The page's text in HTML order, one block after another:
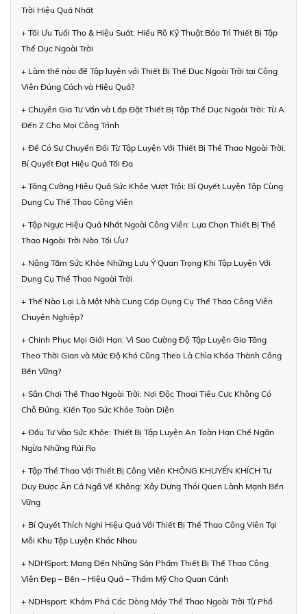
Trời Hiệu Quả Nhất
+ Tối Ưu Tuổi Thọ & Hiệu Suất: Hiểu Rõ Kỹ Thuật Bảo Trì Thiết Bị Tập
Thể Dục Ngoài Trời
+ Làm thế nào để Tập luyện với Thiết Bị Thể Dục Ngoài Trời tại Công
Viên Đúng Cách và Hiệu Quả?
+ Chuyên Gia Tư Vấn và Lắp Đặt Thiết Bị Tập Thể Dục Ngoài Trời: Từ A
Đến Z Cho Mọi Công Trình
+ Để Có Sự Chuyển Đổi Từ Tập Luyện Với Thiết Bị Thể Thao Ngoài Trời:
Bí Quyết Đạt Hiệu Quả Tối Đa
+ Tăng Cường Hiệu Quả Sức Khỏe Vượt Trội: Bí Quyết Luyện Tập Cùng
Dụng Cụ Thể Thao Công Viên
+ Tập Ngực Hiệu Quả Nhất Ngoài Công Viên: Lựa Chọn Thiết Bị Thể
Thao Ngoài Trời Nào Tối Ưu?
+ Nâng Tầm Sức Khỏe Những Lưu Ý Quan Trọng Khi Tập Luyện Với
Dụng Cụ Thể Thao Ngoài Trời
+ Thế Nào Lại Là Một Nhà Cung Cấp Dụng Cụ Thể Thao Công Viên
Chuyên Nghiệp?
+ Chinh Phục Mọi Giới Hạn: Vì Sao Cường Độ Tập Luyện Gia Tăng
Theo Thời Gian và Mức Độ Khó Cũng Theo Là Chìa Khóa Thành Công
Bền Vững?
+ Sân Chơi Thể Thao Ngoài Trời: Nơi Độc Thoại Tiêu Cực Không Có
Chỗ Đứng, Kiến Tạo Sức Khỏe Toàn Diện
+ Đầu Tư Vào Sức Khỏe: Thiết Bị Tập Luyện An Toàn Hạn Chế Ngăn
Ngừa Những Rủi Ro
+ Tập Thể Thao Với Thiết Bị Công Viên KHÔNG KHUYẾN KHÍCH Tư
Duy Được Ăn Cả Ngã Về Không: Xây Dựng Thói Quen Lành Mạnh Bền
Vững
+ Bí Quyết Thích Nghi Hiệu Quả Với Thiết Bị Thể Thao Công Viên Tại
Mỗi Khu Tập Luyện Khác Nhau
+ NDHSport: Mang Đến Những Sản Phẩm Thiết Bị Thể Thao Công
Viên Đẹp – Bền – Hiệu Quả – Thẩm Mỹ Cho Quan Cảnh
+ NDHsport: Khám Phá Các Dòng Máy Thể Thao Ngoài Trời Từ Phổ